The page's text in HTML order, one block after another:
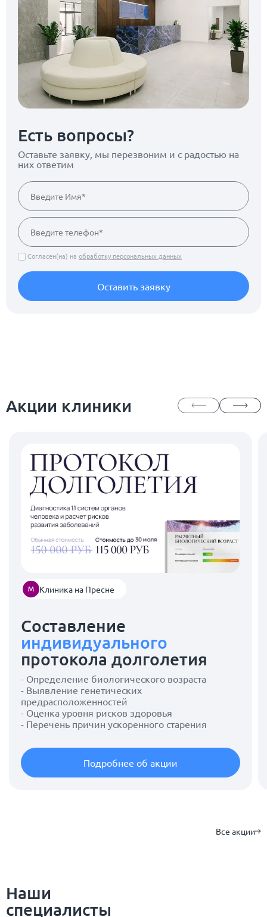
Есть вопросы?
Оставьте заявку, мы перезвоним и с радостью на
них ответим
Согласен(на) на обработку персональных данных
Оставить заявку
Акции клиники
Клиника на Пресне
Составление
индивидуального
протокола долголетия
- Определение биологического возраста
- Выявление генетических
предрасположенностей
- Оценка уровня рисков здоровья
- Перечень причин ускоренного старения
Подробнее об акции
Все акции
Наши
специалисты